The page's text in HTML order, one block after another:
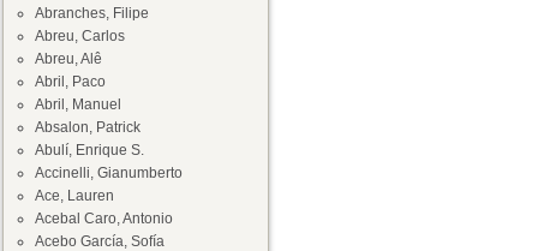
Abranches, Filipe
Abreu, Carlos
Abreu, Alê
Abril, Paco
Abril, Manuel
Absalon, Patrick
Abulí, Enrique S.
Accinelli, Gianumberto
Ace, Lauren
Acebal Caro, Antonio
Acebo García, Sofía